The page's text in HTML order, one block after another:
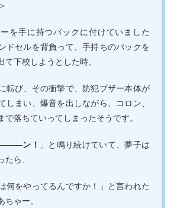
＞
を手に持つバックに付けていました
ドセルを背負って、手持ちのバックを
て下校しようとした時、
転び、その衝撃で、防犯ブザー本体が
しまい、爆音を出しながら、コロン、
で落ちていってしまったそうです。
ン！
」と鳴り続けていて、夢子は
たら、
何をやってるんですか！」と言われた
ちゃー。